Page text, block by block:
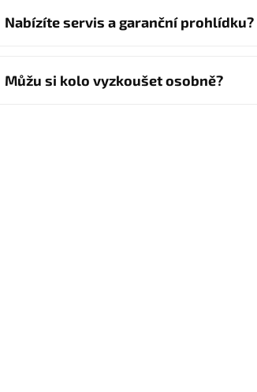
Nabízíte servis a garanční prohlídku?
Můžu si kolo vyzkoušet osobně?